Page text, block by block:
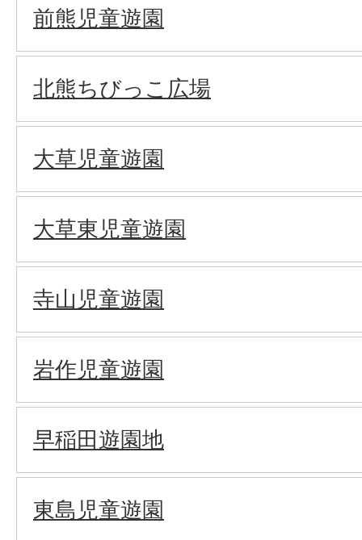
前熊児童遊園
北熊ちびっこ広場
大草児童遊園
大草東児童遊園
寺山児童遊園
岩作児童遊園
早稲田遊園地
東島児童遊園